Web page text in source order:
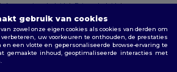
Aanpassingsbeleid|Privacybeleid|
|Malines| Lierre | Turnhout| Geel |
Bruges
gebruik van cookies
zowel onze eigen cookies als cookies van derden om
uw voorkeuren te onthouden, de prestaties
een vlotte en gepersonaliseerde browse-ervaring te
gemaakte inhoud, geoptimaliseerde interacties met